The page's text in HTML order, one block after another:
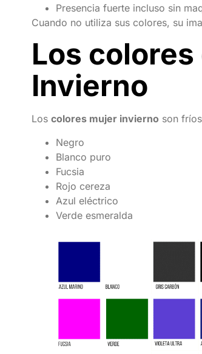
Presencia fuerte incluso sin
Cuando no utiliza sus colores, su
Los
Invierno
Los colores mujer invierno son
Negro
Blanco puro
Fucsia
Rojo cereza
Azul eléctrico
Verde esmeralda